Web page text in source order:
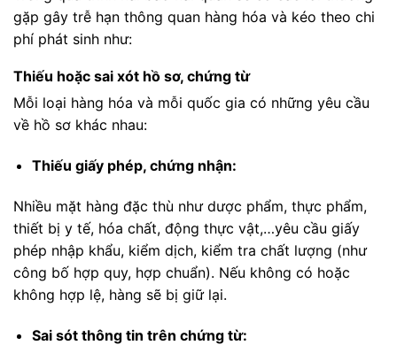
gặp gây trễ hạn thông quan hàng hóa và kéo theo chi
phí phát sinh như:
Thiếu hoặc sai xót hồ sơ, chứng từ
Mỗi loại hàng hóa và mỗi quốc gia có những yêu cầu
về hồ sơ khác nhau:
Thiếu giấy phép, chứng nhận:
Nhiều mặt hàng đặc thù như dược phẩm, thực phẩm,
thiết bị y tế, hóa chất, động thực vật,…yêu cầu giấy
phép nhập khẩu, kiểm dịch, kiểm tra chất lượng (như
công bố hợp quy, hợp chuẩn). Nếu không có hoặc
không hợp lệ, hàng sẽ bị giữ lại.
Sai sót thông tin trên chứng từ: